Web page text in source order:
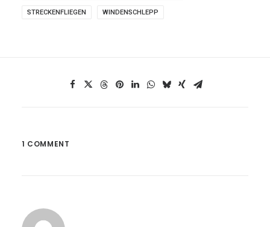
STRECKENFLIEGEN WINDENSCHLEPP
1 COMMENT